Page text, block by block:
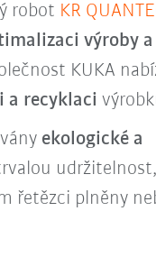
robot KR
výroby
KUKA
a recyklaci
ekologické a
řetězci plněny